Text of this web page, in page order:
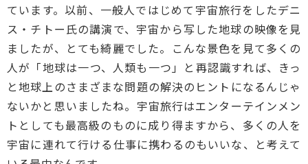
ています。以前、一般人ではじめて宇宙旅行をしたデニ
ス・チトー氏の講演で、宇宙から写した地球の映像を見
ましたが、とても綺麗でした。こんな景色を見て多くの
人が「地球は一つ、人類も一つ」と再認識すれば、きっ
と地球上のさまざまな問題の解決のヒントになるんじゃ
ないかと思いましたね。宇宙旅行はエンターテインメン
トとしても最高級のものに成り得ますから、多くの人を
宇宙に連れて行ける仕事に携わるのもいいな、と考えて